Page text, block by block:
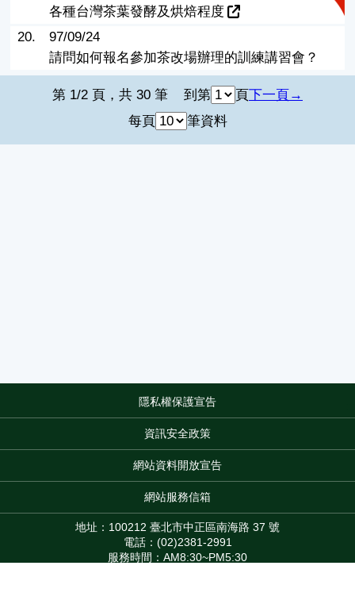
各種台灣茶葉發酵及烘焙程度
20.
97/09/24
請問如何報名參加茶改場辦理的訓練講習會？
第 1/2 頁，共 30 筆 到第 頁下一頁
每頁
筆資料
隱私權保護宣告
資訊安全政策
網站資料開放宣告
網站服務信箱
地址：100212 臺北市中正區南海路 37 號
電話：(02)2381-2991
服務時間：AM8:30~PM5:30